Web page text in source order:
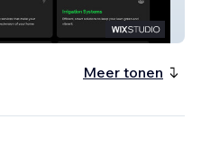
Meer tonen